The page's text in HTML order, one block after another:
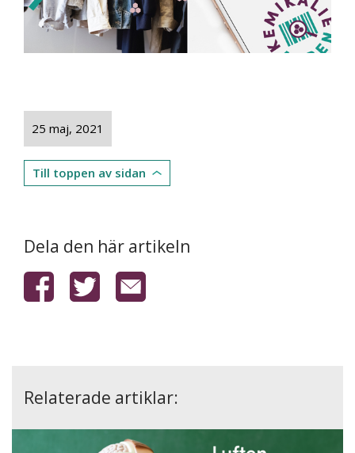
25 maj, 2021
Till toppen av sidan
Dela den här artikeln
Relaterade artiklar: